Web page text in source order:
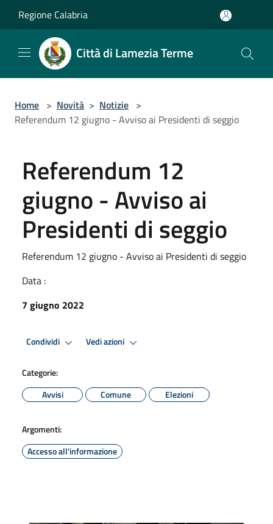
Regione Calabria
Città di Lamezia Terme
Home > Novità > Notizie >
Referendum 12 giugno - Avviso ai Presidenti di seggio
Referendum 12
giugno - Avviso ai
Presidenti di seggio
Referendum 12 giugno - Avviso ai Presidenti di seggio
Data :
7 giugno 2022
Condividi Vedi azioni
Categorie:
Avvisi
Comune Elezioni
Argomenti:
Accesso all'informazione